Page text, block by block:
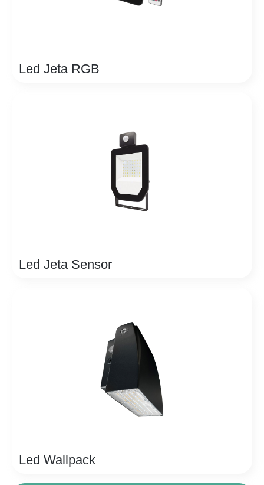
Led Jeta RGB
Led Jeta Sensor
Led Wallpack